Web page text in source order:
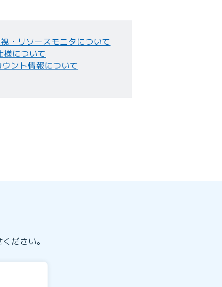
・リソースモニタについて
様について
ウント情報について
ださい。